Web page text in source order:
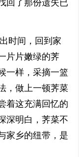
回了那份遗失已
时间，回到家
片片嫩绿的荠
一样，采摘一篮
，做上一顿荠菜
着这充满回忆的
深明白，荠菜不
家乡的纽带，是